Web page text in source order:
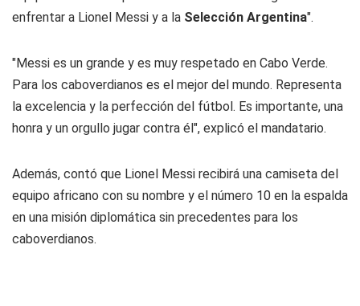
enfrentar a Lionel Messi y a la Selección Argentina".
"Messi es un grande y es muy respetado en Cabo Verde.
Para los caboverdianos es el mejor del mundo. Representa
la excelencia y la perfección del fútbol. Es importante, una
honra y un orgullo jugar contra él", explicó el mandatario.
Además, contó que Lionel Messi recibirá una camiseta del
equipo africano con su nombre y el número 10 en la espalda
en una misión diplomática sin precedentes para los
caboverdianos.